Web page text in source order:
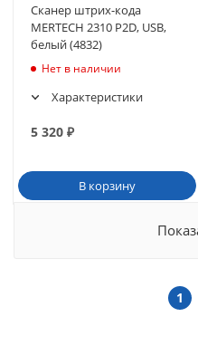
Сканер штрих-кода
MERTECH 2310 P2D, USB,
белый (4832)
Нет в наличии
Характеристики
5 320 ₽
В корзину
1